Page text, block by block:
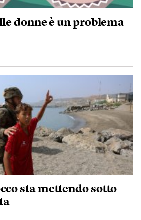
donne è un problema
sta mettendo sotto